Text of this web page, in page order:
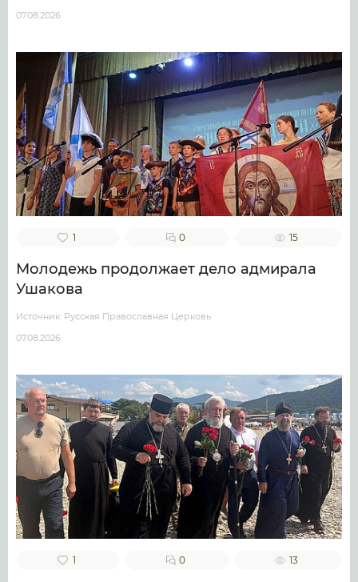
07.08.2026
1 0 15
Молодежь продолжает дело адмирала
Ушакова
Источник: Русская Православная Церковь
07.08.2026
1 0 13